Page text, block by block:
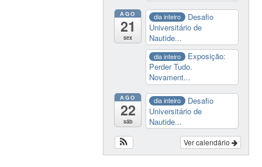
AGO
21
sex
dia inteiro
Desafio
Universitário de
Nautide...
dia inteiro
Exposição:
Perder Tudo.
Novament...
AGO
22
sáb
dia inteiro
Desafio
Universitário de
Nautide...
Ver calendário